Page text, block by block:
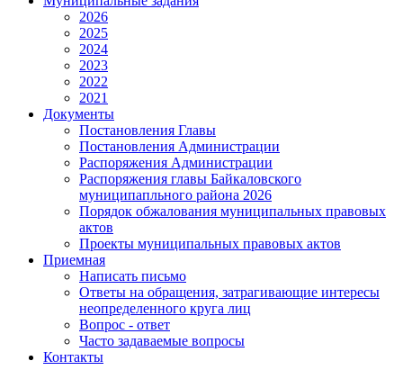
2026
2025
2024
2023
2022
2021
Документы
Постановления Главы
Постановления Администрации
Распоряжения Администрации
Распоряжения главы Байкаловского
муниципапльного района 2026
Порядок обжалования муниципальных правовых
актов
Проекты муниципальных правовых актов
Приемная
Написать письмо
Ответы на обращения, затрагивающие интересы
неопределенного круга лиц
Вопрос - ответ
Часто задаваемые вопросы
Контакты